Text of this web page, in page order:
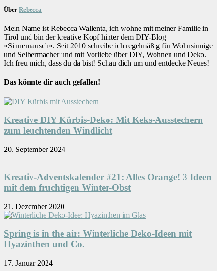
Über Rebecca
Mein Name ist Rebecca Wallenta, ich wohne mit meiner Familie in
Tirol und bin der kreative Kopf hinter dem DIY-Blog
«Sinnenrausch». Seit 2010 schreibe ich regelmäßig für Wohnsinnige
und Selbermacher und mit Vorliebe über DIY, Wohnen und Deko.
Ich freu mich, dass du da bist! Schau dich um und entdecke Neues!
Das könnte dir auch gefallen!
Kreative DIY Kürbis-Deko: Mit Keks-Ausstechern
zum leuchtenden Windlicht
20. September 2024
Kreativ-Adventskalender #21: Alles Orange! 3 Ideen
mit dem fruchtigen Winter-Obst
21. Dezember 2020
Spring is in the air: Winterliche Deko-Ideen mit
Hyazinthen und Co.
17. Januar 2024